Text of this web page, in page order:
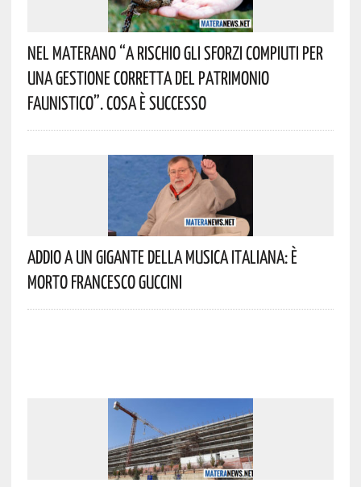
Nel Materano “a Rischio Gli Sforzi Compiuti Per
Una Gestione Corretta Del Patrimonio
Faunistico”. Cosa È Successo
Addio A Un Gigante Della Musica Italiana: È
Morto Francesco Guccini